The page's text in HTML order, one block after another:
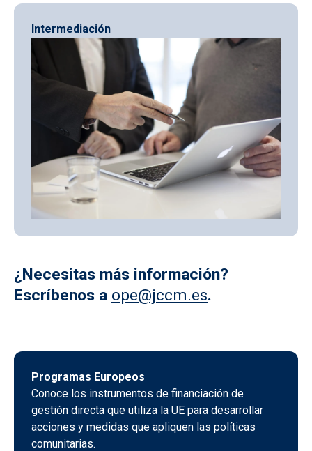
Intermediación
¿Necesitas más información?
Escríbenos a ope@jccm.es.
Programas Europeos
Conoce los instrumentos de financiación de
gestión directa que utiliza la UE para desarrollar
acciones y medidas que apliquen las políticas
comunitarias.